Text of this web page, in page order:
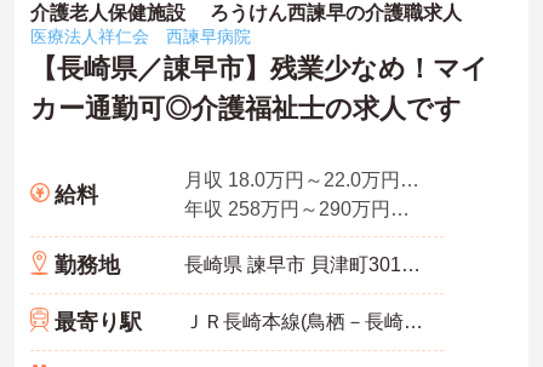
介護老人保健施設 ろうけん西諫早の介護職求人
医療法人祥仁会 西諫早病院
【長崎県／諌早市】残業少なめ！マイ
カー通勤可◎介護福祉士の求人です
給料
月収 18.0万円～22.0万円概算／夜勤・深夜勤合わせて5回分含む
年収 258万円～290万円概算／賞与3.0ヶ月分の場合
勤務地 長崎県 諫早市 貝津町3015番地
最寄り駅 ＪＲ長崎本線(鳥栖－長崎)「西諫早駅」徒歩14分